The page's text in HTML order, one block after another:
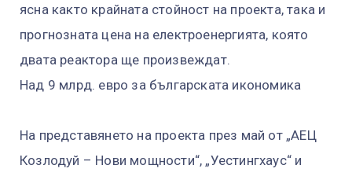
ясна както крайната стойност на проекта, така и
прогнозната цена на електроенергията, която
двата реактора ще произвеждат.
Над 9 млрд. евро за българската икономика
На представянето на проекта през май от „АЕЦ
Козлодуй – Нови мощности“, „Уестингхаус“ и